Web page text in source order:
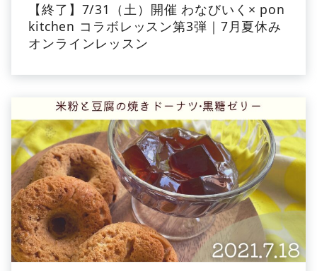
【終了】7/31（土）開催 わなびいく× pon
kitchen コラボレッスン第3弾｜7月夏休み
オンラインレッスン